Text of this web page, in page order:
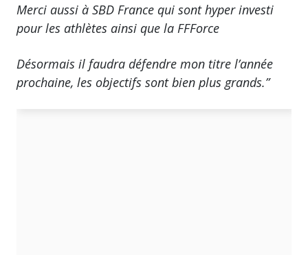
Merci aussi à SBD France qui sont hyper investi
pour les athlètes ainsi que la FFForce
Désormais il faudra défendre mon titre l’année
prochaine, les objectifs sont bien plus grands.”